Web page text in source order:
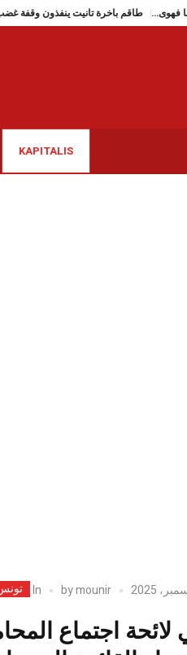
الذي كان صرحًا فهوى… طاقم باخرة
KAPITALIS
bymounir
In
لائحة اجتماع